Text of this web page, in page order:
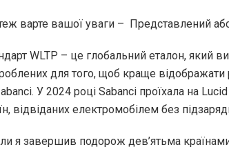
варте вашої уваги – Представлений
WLTP – це глобальний еталон, який
для того, щоб краще
У 2024 році Sabanci проїхала на
відвіданих електромобілем без
я завершив подорож дев’ятьма